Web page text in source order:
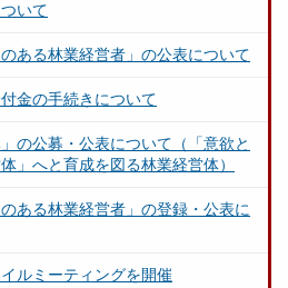
いて
のある林業経営者」の公表について
金の手続きについて
の公募・公表について（「意欲と
」へと育成を図る林業経営体）
のある林業経営者」の登録・公表に
ルミーティングを開催